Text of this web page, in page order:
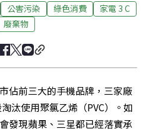
公害污染 綠色消費
家電 3 C
廢棄物
佔前三大的手機品牌，三家廠
汰使用聚氯乙烯（PVC）。如
發現蘋果、三星都已經落實承